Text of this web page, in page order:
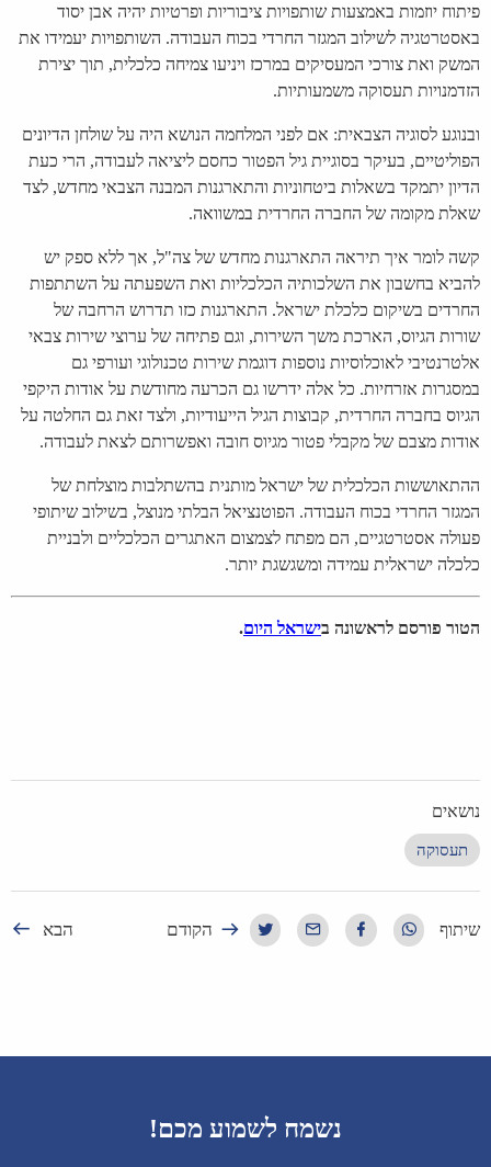
פיתוח יוזמות באמצעות שותפויות ציבוריות ופרטיות יהיה אבן יסוד
באסטרטגיה לשילוב המגזר החרדי בכוח העבודה. השותפויות יעמידו את
המשק ואת צורכי המעסיקים במרכז ויניעו צמיחה כלכלית, תוך יצירת
הזדמנויות תעסוקה משמעותיות.
ובנוגע לסוגיה הצבאית: אם לפני המלחמה הנושא היה על שולחן הדיונים
הפוליטיים, בעיקר בסוגיית גיל הפטור כחסם ליציאה לעבודה, הרי כעת
הדיון יתמקד בשאלות ביטחוניות והתארגנות המבנה הצבאי מחדש, לצד
שאלת מקומה של החברה החרדית במשוואה.
קשה לומר איך תיראה התארגנות מחדש של צה"ל, אך ללא ספק יש
להביא בחשבון את השלכותיה הכלכליות ואת השפעתה על השתתפות
החרדים בשיקום כלכלת ישראל. התארגנות כזו תדרוש הרחבה של
שורות הגיוס, הארכת משך השירות, וגם פתיחה של ערוצי שירות צבאי
אלטרנטיבי לאוכלוסיות נוספות דוגמת שירות טכנולוגי ועורפי גם
במסגרות אזרחיות. כל אלה ידרשו גם הכרעה מחודשת על אודות היקפי
הגיוס בחברה החרדית, קבוצות הגיל הייעודיות, ולצד זאת גם החלטה על
אודות מצבם של מקבלי פטור מגיוס חובה ואפשרותם לצאת לעבודה.
ההתאוששות הכלכלית של ישראל מותנית בהשתלבות מוצלחת של
המגזר החרדי בכוח העבודה. הפוטנציאל הבלתי מנוצל, בשילוב שיתופי
פעולה אסטרטגיים, הם מפתח לצמצום האתגרים הכלכליים ולבניית
כלכלה ישראלית עמידה ומשגשגת יותר.
הטור פורסם לראשונה בישראל היום.
נושאים
תעסוקה
שיתוף הקודם הבא
נשמח לשמוע מכם!